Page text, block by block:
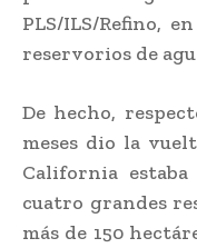
PLS/ILS/Refino,
reservorios de
De hecho,
meses dio la
California
cuatro grandes
más de 150